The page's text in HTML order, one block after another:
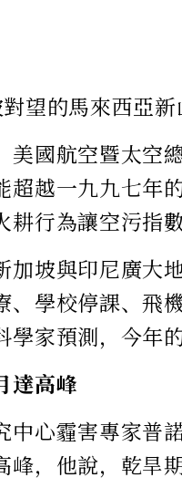
望的馬來西亞
美國航空暨太
超越一九九七年
耕行為讓空污指
加坡與印尼廣大
、學校停課、飛
學家預測，今年
達高峰
中心霾害專家普
峰，他說，乾旱